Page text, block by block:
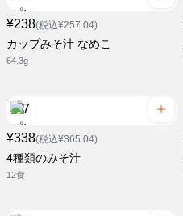
¥238(税込¥257.04)
カップみそ汁 なめこ
64.3g
¥338(税込¥365.04)
4種類のみそ汁
12食